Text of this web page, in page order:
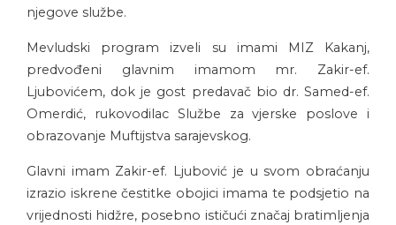
njegove službe.
Mevludski program izveli su imami MIZ Kakanj,
predvođeni glavnim imamom mr. Zakir-ef.
Ljubovićem, dok je gost predavač bio dr. Samed-ef.
Omerdić, rukovodilac Službe za vjerske poslove i
obrazovanje Muftijstva sarajevskog.
Glavni imam Zakir-ef. Ljubović je u svom obraćanju
izrazio iskrene čestitke obojici imama te podsjetio na
vrijednosti hidžre, posebno ističući značaj bratimljenja